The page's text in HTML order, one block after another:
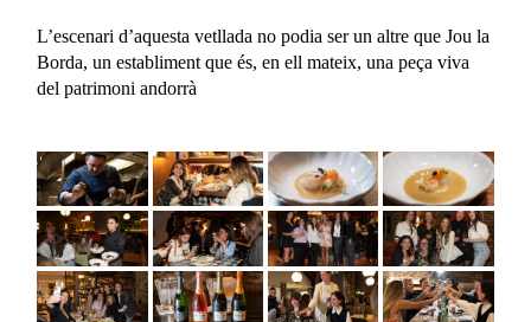
L’escenari d’aquesta vetllada no podia ser un altre que Jou la
Borda, un establiment que és, en ell mateix, una peça viva
del patrimoni andorrà